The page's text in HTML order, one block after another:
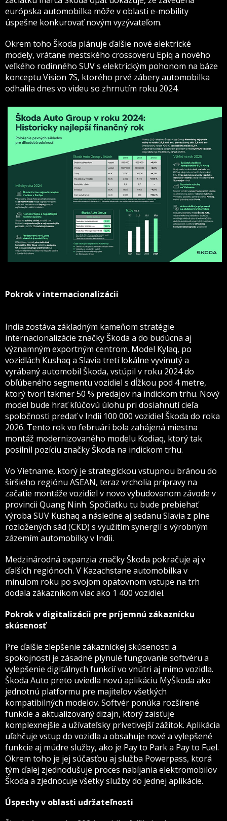
európska automobilka môže v oblasti e-mobility
úspešne konkurovať novým vyzývateľom.
Okrem toho Škoda plánuje ďalšie nové elektrické
modely, vrátane mestského crossoveru Epiq a nového
veľkého rodinného SUV s elektrickým pohonom na báze
konceptu Vision 7S, ktorého prvé zábery automobilka
odhalila dnes vo videu so zhrnutím roku 2024.
Pokrok v internacionalizácii
India zostáva základným kameňom stratégie
internacionalizácie značky Škoda a do budúcna aj
významným exportným centrom. Model Kylaq, po
vozidlách Kushaq a Slavia tretí lokálne vyvinutý a
vyrábaný automobil Škoda, vstúpil v roku 2024 do
obľúbeného segmentu vozidiel s dĺžkou pod 4 metre,
ktorý tvorí takmer 50 % predajov na indickom trhu. Nový
model bude hrať kľúčovú úlohu pri dosiahnutí cieľa
spoločnosti predať v Indii 100 000 vozidiel Škoda do roka
2026. Tento rok vo februári bola zahájená miestna
montáž modernizovaného modelu Kodiaq, ktorý tak
posilnil pozíciu značky Škoda na indickom trhu.
Vo Vietname, ktorý je strategickou vstupnou bránou do
širšieho regiónu ASEAN, teraz vrcholia prípravy na
začatie montáže vozidiel v novo vybudovanom závode v
provincii Quang Ninh. Spočiatku tu bude prebiehať
výroba SUV Kushaq a následne aj sedanu Slavia z plne
rozložených sád (CKD) s využitím synergií s výrobným
zázemím automobilky v Indii.
Medzinárodná expanzia značky Škoda pokračuje aj v
ďalších regiónoch. V Kazachstane automobilka v
minulom roku po svojom opätovnom vstupe na trh
dodala zákazníkom viac ako 1 400 vozidiel.
Pokrok v digitalizácii pre príjemnú zákaznícku
skúsenosť
Pre ďalšie zlepšenie zákazníckej skúsenosti a
spokojnosti je zásadné plynulé fungovanie softvéru a
vylepšenie digitálnych funkcií vo vnútri aj mimo vozidla.
Škoda Auto preto uviedla novú aplikáciu MyŠkoda ako
jednotnú platformu pre majiteľov všetkých
kompatibilných modelov. Softvér ponúka rozšírené
funkcie a aktualizovaný dizajn, ktorý zaisťuje
komplexnejšie a užívateľsky prívetivejší zážitok. Aplikácia
uľahčuje vstup do vozidla a obsahuje nové a vylepšené
funkcie aj múdre služby, ako je Pay to Park a Pay to Fuel.
Okrem toho je jej súčasťou aj služba Powerpass, ktorá
tým ďalej zjednodušuje proces nabíjania elektromobilov
Škoda a zjednocuje všetky služby do jednej aplikácie.
Úspechy v oblasti udržateľnosti